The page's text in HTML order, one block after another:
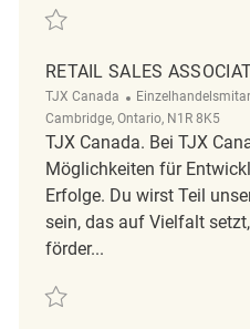
Retten Seasonal Sales
RETAIL SALES
TJX Canada Kategorie
Cambridge, Ontario, N1R 8K5
TJX Canada. Bei TJX
Möglichkeiten für
Erfolge. Du wirst Teil
sein, das auf Vielfalt
förder...
Retten Retail Sales Associate